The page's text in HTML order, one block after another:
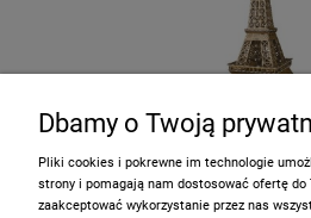
Puzzle 3D "Wieża
Dbamy o Twoją
Pliki cookies i pokrewne im technologie
strony i pomagają nam dostosować ofertę do
zaakceptować wykorzystanie przez nas